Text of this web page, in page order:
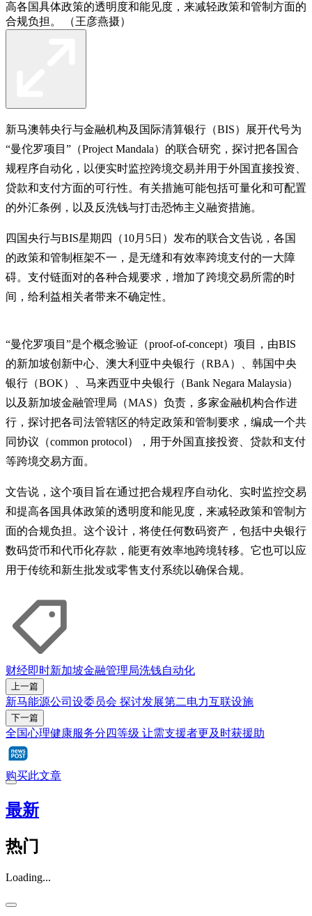
高各国具体政策的透明度和能见度，来减轻政策和管制方面的
合规负担。 （王彦燕摄）
新马澳韩央行与金融机构及国际清算银行（BIS）展开代号为
“曼佗罗项目”（Project Mandala）的联合研究，探讨把各国合
规程序自动化，以便实时监控跨境交易并用于外国直接投资、
贷款和支付方面的可行性。有关措施可能包括可量化和可配置
的外汇条例，以及反洗钱与打击恐怖主义融资措施。
四国央行与BIS星期四（10月5日）发布的联合文告说，各国
的政策和管制框架不一，是无缝和有效率跨境支付的一大障
碍。支付链面对的各种合规要求，增加了跨境交易所需的时
间，给利益相关者带来不确定性。
“曼佗罗项目”是个概念验证（proof-of-concept）项目，由BIS
的新加坡创新中心、澳大利亚中央银行（RBA）、韩国中央
银行（BOK）、马来西亚中央银行（Bank Negara Malaysia）
以及新加坡金融管理局（MAS）负责，多家金融机构合作进
行，探讨把各司法管辖区的特定政策和管制要求，编成一个共
同协议（common protocol），用于外国直接投资、贷款和支付
等跨境交易方面。
文告说，这个项目旨在通过把合规程序自动化、实时监控交易
和提高各国具体政策的透明度和能见度，来减轻政策和管制方
面的合规负担。这个设计，将使任何数码资产，包括中央银行
数码货币和代币化存款，能更有效率地跨境转移。它也可以应
用于传统和新生批发或零售支付系统以确保合规。
财经即时新加坡金融管理局洗钱自动化
上一篇
新马能源公司设委员会 探讨发展第二电力互联设施
下一篇
全国心理健康服务分四等级 让需支援者更及时获援助
购买此文章
最新
热门
Loading...